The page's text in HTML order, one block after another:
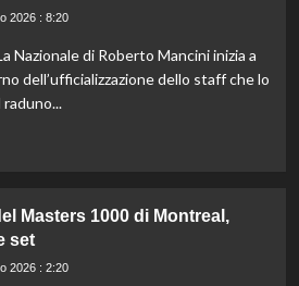
2026 : 8:20
Nazionale di Roberto Mancini inizia a
dell’ufficializzazione dello staff che lo
Masters 1000 di Montreal,
set
2026 : 2:20